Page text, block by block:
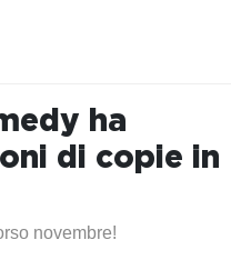
ha
di copie in
novembre!